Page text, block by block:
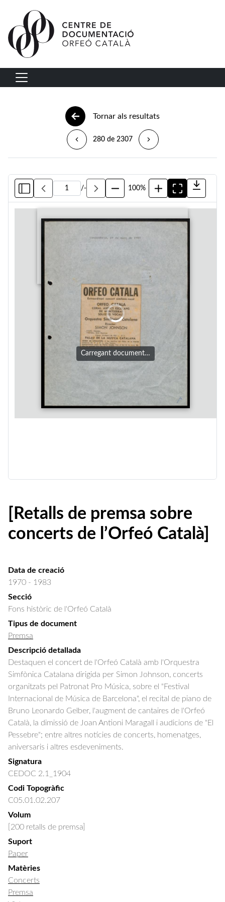
Vés al contingut
Navegació principal
Tornar als resultats
280 de 2307
/- 100%
Carregant document…
[Retalls de premsa sobre
concerts de l’Orfeó Català]
Data de creació
1970 - 1983
Secció
Fons històric de l'Orfeó Català
Tipus de document
Premsa
Descripció detallada
Destaquen el concert de l'Orfeó Català amb l'Orquestra
Simfònica Catalana dirigida per Simon Johnson, concerts
organitzats pel Patronat Pro Música, sobre el "Festival
Internacional de Música de Barcelona", el recital de piano de
Bruno Leonardo Gelber, l'augment de cantaires de l'Orfeó
Català, la dimissió de Joan Antioni Maragall i audicions de "El
Pessebre"; entre altres notícies de concerts, homenatges,
aniversaris i altres esdeveniments.
Signatura
CEDOC 2.1_1904
Codi Topogràfic
C05.01.02.207
Volum
[200 retalls de premsa]
Suport
Paper
Matèries
Concerts
Premsa